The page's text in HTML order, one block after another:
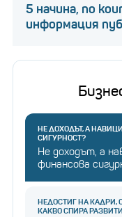
5 начина, по
информация
НЕ ДОХОДЪТ, А
СИГУРНОСТ?
Не доходът, а
финансова
НЕДОСТИГ НА КАДРИ,
КАКВО СПИРА